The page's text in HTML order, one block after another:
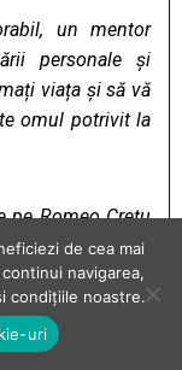
un mentor
personale și
viața și să vă
omul potrivit la
pe Romeo Crețu
pe care l-a
de cea mai
navigarea,
condițiile noastre.
uri